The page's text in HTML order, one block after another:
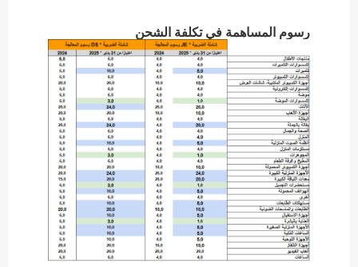
رسوم المساهمة في تكلفة الشحن